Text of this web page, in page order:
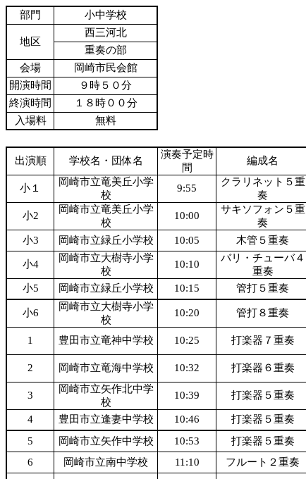
部門 小中学校
地区
西三河北
重奏の部
会場
岡崎市民会館
開演時間
９時５０分
終演時間
１８時００分
入場料
無料
出演順 学校名・団体名
演奏予定時
間
編成名
小１
岡崎市立竜美丘小学
校
9:55
クラリネット５重
奏
小2
岡崎市立竜美丘小学
校
10:00
サキソフォン５重
奏
小3 岡崎市立緑丘小学校 10:05 木管５重奏
小4
岡崎市立大樹寺小学
校
10:10
バリ・チューバ４
重奏
小5 岡崎市立緑丘小学校 10:15 管打５重奏
小6
岡崎市立大樹寺小学
校
10:20 管打８重奏
1 豊田市立竜神中学校 10:25 打楽器７重奏
2 岡崎市立竜海中学校 10:32 打楽器６重奏
3
岡崎市立矢作北中学
校
10:39 打楽器５重奏
4 豊田市立逢妻中学校 10:46 打楽器５重奏
5
岡崎市立矢作中学校 10:53 打楽器５重奏
6
岡崎市立南中学校 11:10 フルート２重奏